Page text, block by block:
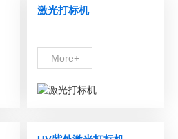
激光打标机
More+